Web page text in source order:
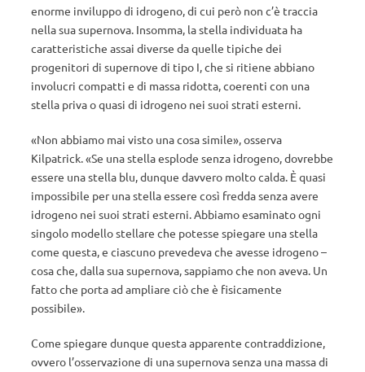
enorme inviluppo di idrogeno, di cui però non c’è traccia
nella sua supernova. Insomma, la stella individuata ha
caratteristiche assai diverse da quelle tipiche dei
progenitori di supernove di tipo I, che si ritiene abbiano
involucri compatti e di massa ridotta, coerenti con una
stella priva o quasi di idrogeno nei suoi strati esterni.
«Non abbiamo mai visto una cosa simile», osserva
Kilpatrick. «Se una stella esplode senza idrogeno, dovrebbe
essere una stella blu, dunque davvero molto calda. È quasi
impossibile per una stella essere così fredda senza avere
idrogeno nei suoi strati esterni. Abbiamo esaminato ogni
singolo modello stellare che potesse spiegare una stella
come questa, e ciascuno prevedeva che avesse idrogeno –
cosa che, dalla sua supernova, sappiamo che non aveva. Un
fatto che porta ad ampliare ciò che è fisicamente
possibile».
Come spiegare dunque questa apparente contraddizione,
ovvero l’osservazione di una supernova senza una massa di